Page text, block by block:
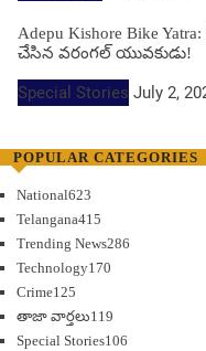
Adepu Kishore Bike
చేసిన వరంగల్ యువకుడు!
Special Stories July 2,
POPULAR CATEGORIES
National623
Telangana415
Trending News286
Technology170
Crime125
తాజా వార్తలు119
Special Stories106